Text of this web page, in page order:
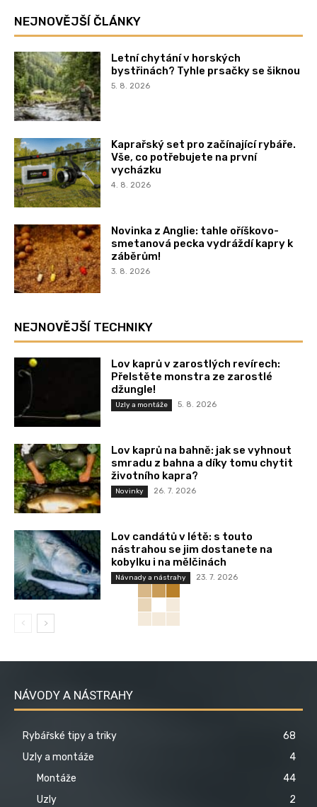
NEJNOVĚJŠÍ ČLÁNKY
Letní chytání v horských
bystřinách? Tyhle prsačky se šiknou
5. 8. 2026
Kaprařský set pro začínající rybáře.
Vše, co potřebujete na první
vycházku
4. 8. 2026
Novinka z Anglie: tahle oříškovo-
smetanová pecka vydráždí kapry k
záběrům!
3. 8. 2026
NEJNOVĚJŠÍ TECHNIKY
Lov kaprů v zarostlých revírech:
Přelstěte monstra ze zarostlé
džungle!
Uzly a montáže 5. 8. 2026
Lov kaprů na bahně: jak se vyhnout
smradu z bahna a díky tomu chytit
životního kapra?
Novinky 26. 7. 2026
Lov candátů v létě: s touto
nástrahou se jim dostanete na
kobylku i na mělčinách
Návnady a nástrahy 23. 7. 2026
NÁVODY A NÁSTRAHY
Rybářské tipy a triky
68
Uzly a montáže
4
Montáže
44
Uzly
2